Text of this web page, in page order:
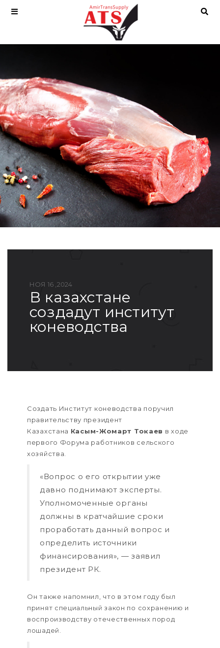
НОЯ 16 ,2024
в казахстане
создадут институт
коневодства
Создать Институт коневодства поручил
правительству президент
Казахстана Касым-Жомарт Токаев в ходе
первого Форума работников сельского
хозяйства.
«Вопрос о его открытии уже
давно поднимают эксперты.
Уполномоченные органы
должны в кратчайшие сроки
проработать данный вопрос и
определить источники
финансирования», — заявил
президент РК.
Он также напомнил, что в этом году был
принят специальный закон по сохранению и
воспроизводству отечественных пород
лошадей.